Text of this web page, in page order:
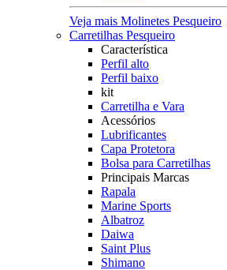
Veja mais Molinetes Pesqueiro
Carretilhas Pesqueiro
Característica
Perfil alto
Perfil baixo
kit
Carretilha e Vara
Acessórios
Lubrificantes
Capa Protetora
Bolsa para Carretilhas
Principais Marcas
Rapala
Marine Sports
Albatroz
Daiwa
Saint Plus
Shimano